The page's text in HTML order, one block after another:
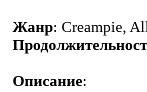
Жанр: Creampie,
Описание: